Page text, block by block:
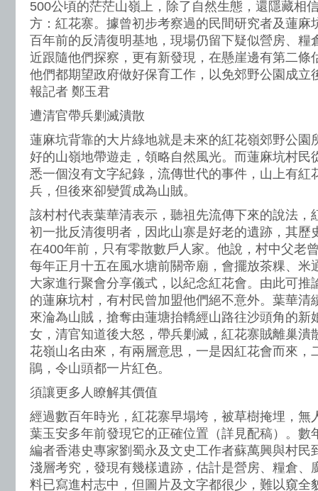
500公頃的茫茫山嶺上，除了自然生態，還隱藏相
方：紅花寨。據曾初步考察過的民間研究者及蓮麻
百年前的反清復明基地，現場仍留下疑似營房、糧
近跟隨他們探察，更有新發現，在懸崖邊有第二條
他們都期望政府做好保育工作，以免郊野公園成立
報記者 鄭玉君
遭清官帶兵剿滅潰散
蓮麻坑背靠的大片綠地就是未來的紅花嶺郊野公園
好的山嶺地帶遊走，領略自然風光。而蓮麻坑村民
悉一個沒有文字紀錄，流傳世代的事件，山上有紅
兵，但後來卻變質成為山賊。
該村村代表葉華清表示，聽祖先流傳下來的說法，
初一批反清復明者，因此山寨是好老的遺跡，其歷
在400年前，只有零散數戶人家。他說，村中父老
每年正月十五在風水塘前關帝廟，會擺放茶粿、米
大家進行聚會分享儀式，以紀念紅花會。由此可推
的蓮麻坑村，有村民曾加盟他們絕不意外。葉華清
來淪為山賊，搶奪由蓮塘抬轎經山路往沙頭角的新
女，清官知道後大怒，帶兵剿滅，紅花寨賊離巢潰
花嶺山名由來，有兩層意思，一是因紅花會而來，
鵑，令山頭都一片紅色。
須讓更多人瞭解其價值
經過數百年時光，紅花寨早塌垮，被草樹掩埋，無
葉玉安多年前發現它的正確位置（詳見配稿）。數
編者香港史專家劉蜀永及文史工作者蘇萬興與村民
淺層考究，發現有幾樣遺跡，估計是營房、糧倉、
料已寫進村志中，但圖片及文字都很少，難以窺全